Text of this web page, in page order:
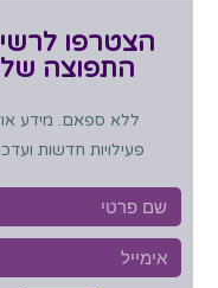
הצטרפו
התפוצה
ללא ספאם. מידע
פעילויות חדשות